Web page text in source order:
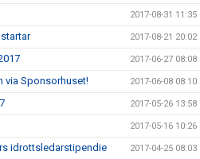
2017-08-31 11:35
2017-08-21 20:02
2017-06-27 08:08
via Sponsorhuset! 2017-06-08 08:10
2017-05-26 13:58
2017-05-16 10:26
idrottsledarstipendie 2017-04-25 08:03